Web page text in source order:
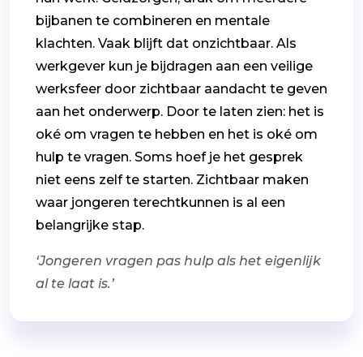
bijbanen te combineren en mentale
klachten. Vaak blijft dat onzichtbaar. Als
werkgever kun je bijdragen aan een veilige
werksfeer door zichtbaar aandacht te geven
aan het onderwerp. Door te laten zien: het is
oké om vragen te hebben en het is oké om
hulp te vragen. Soms hoef je het gesprek
niet eens zelf te starten. Zichtbaar maken
waar jongeren terechtkunnen is al een
belangrijke stap.
‘Jongeren vragen pas hulp als het eigenlijk
al te laat is.’